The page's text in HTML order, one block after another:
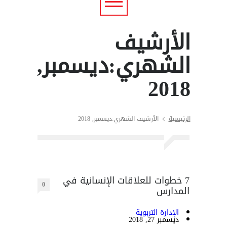
الأرشيف
الشهري:ديسمبر,
2018
الرئيسية الأرشيف الشهري:ديسمبر, 2018
7 خطوات للعلاقات الإنسانية في
المدارس 0
الإدارة التربوية
ديسمبر 27, 2018